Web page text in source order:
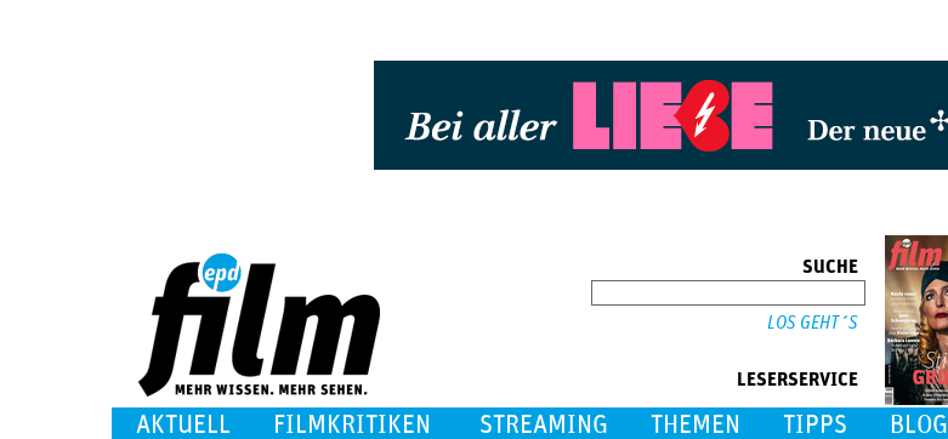
SUCHE
LESERSERVICE
AKTUELL FILMKRITIKEN STREAMING THEMEN TIPPS BLOG